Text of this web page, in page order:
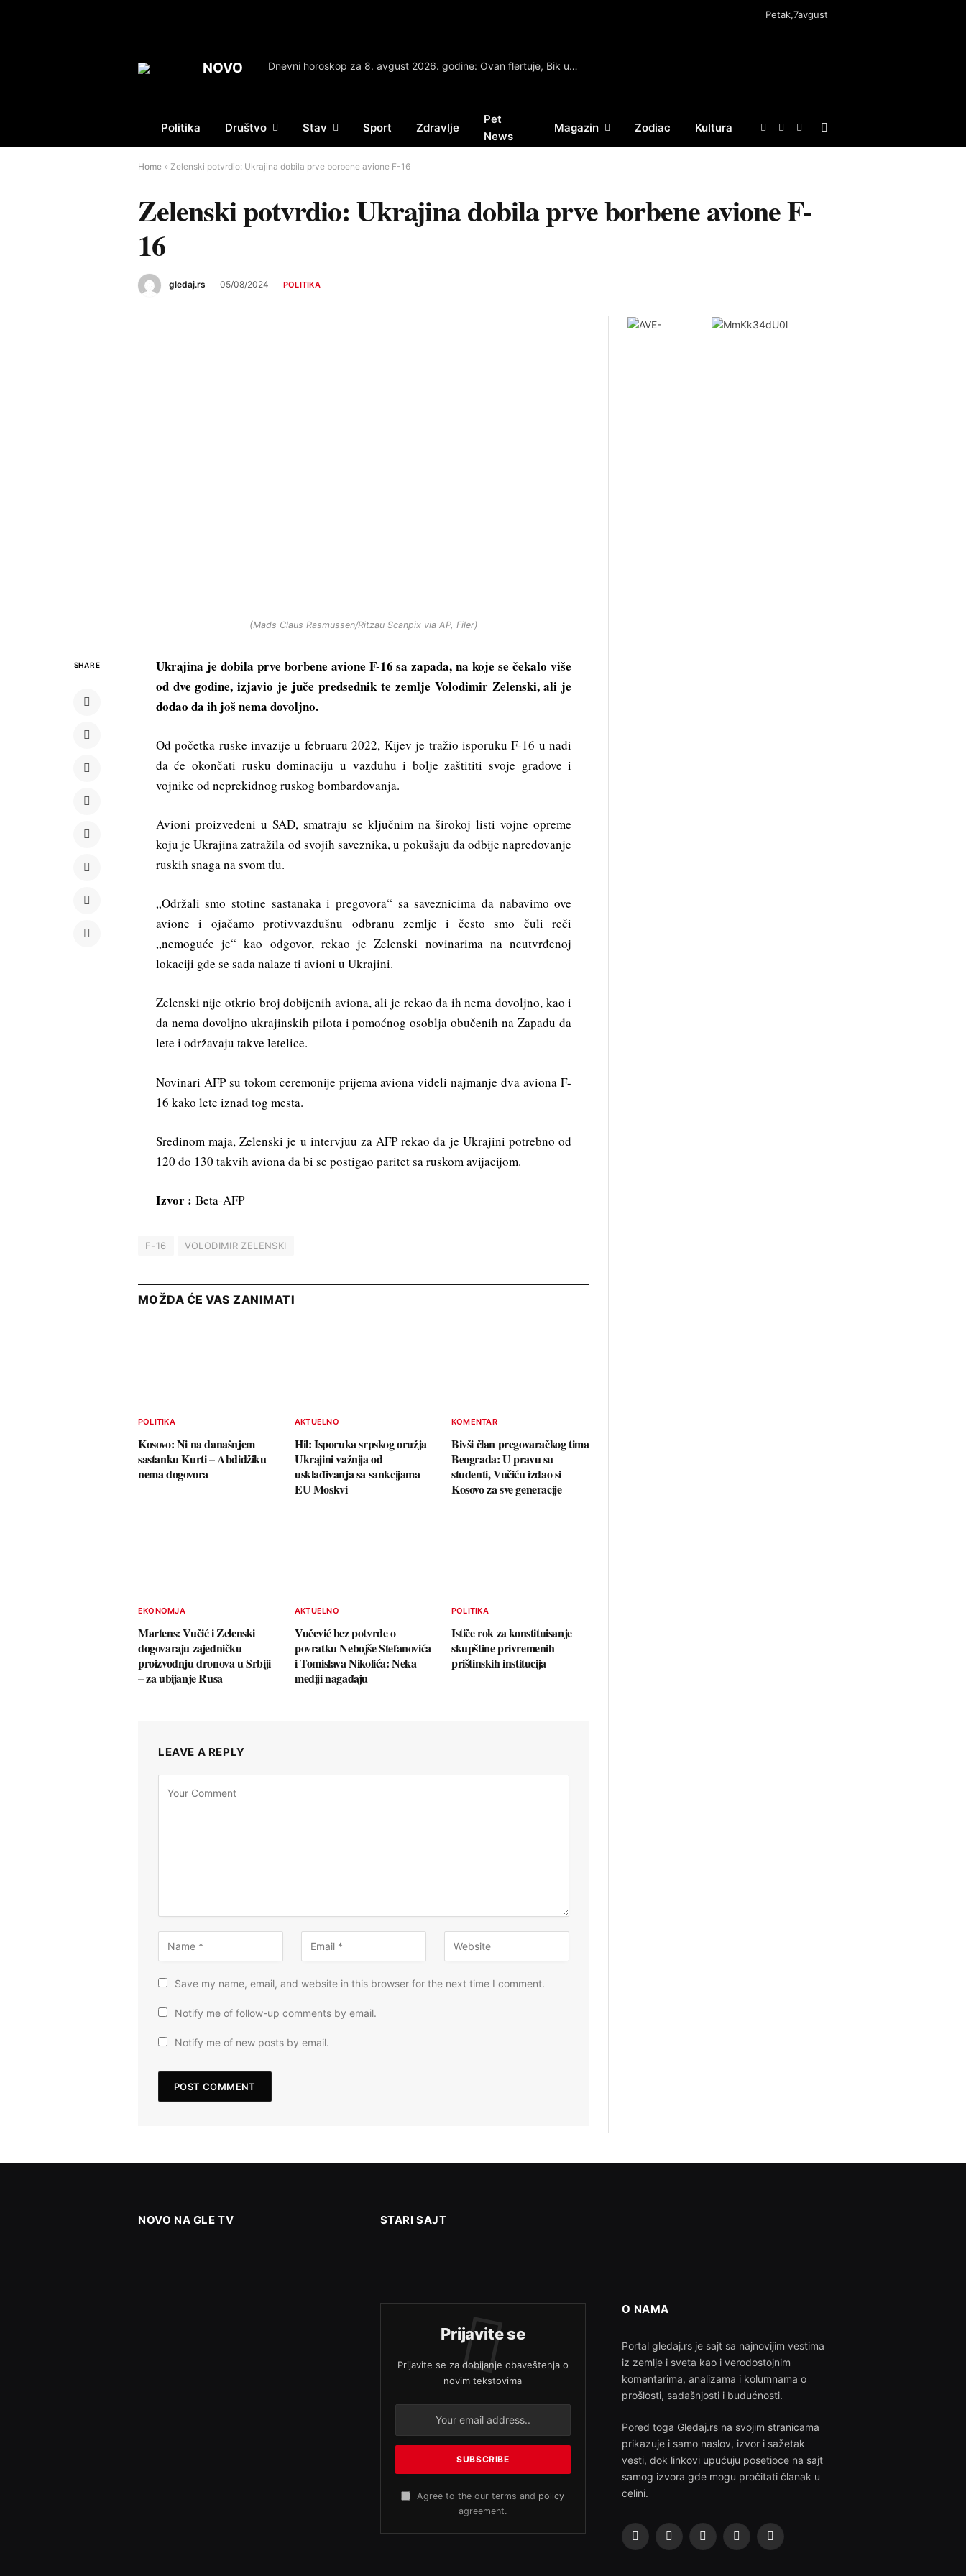
Petak,7avgust
NOVO Dnevni horoskop za 8. avgust 2026. godine: Ovan flertuje, Bik umoran, Blizanci imaju podršku, Rak u paralelnoj vezi…
Politika Društvo Stav Sport Zdravlje
Pet
News
Magazin Zodiac Kultura Facebook
X
(Twitter)
Instagram
Home » Zelenski potvrdio: Ukrajina dobila prve borbene avione F-16
Zelenski potvrdio: Ukrajina dobila prve borbene avione F-
16
gledaj.rs 05/08/2024 POLITIKA
(Mads Claus Rasmussen/Ritzau Scanpix via AP, Filer)
SHARE
Ukrajina je dobila prve borbene avione F-16 sa zapada, na koje se čekalo više
od dve godine, izjavio je juče predsednik te zemlje Volodimir Zelenski, ali je
dodao da ih još nema dovoljno.
Od početka ruske invazije u februaru 2022, Kijev je tražio isporuku F-16 u nadi
da će okončati rusku dominaciju u vazduhu i bolje zaštititi svoje gradove i
vojnike od neprekidnog ruskog bombardovanja.
Avioni proizvedeni u SAD, smatraju se ključnim na širokoj listi vojne opreme
koju je Ukrajina zatražila od svojih saveznika, u pokušaju da odbije napredovanje
ruskih snaga na svom tlu.
„Održali smo stotine sastanaka i pregovora“ sa saveznicima da nabavimo ove
avione i ojačamo protivvazdušnu odbranu zemlje i često smo čuli reči
„nemoguće je“ kao odgovor, rekao je Zelenski novinarima na neutvrđenoj
lokaciji gde se sada nalaze ti avioni u Ukrajini.
Zelenski nije otkrio broj dobijenih aviona, ali je rekao da ih nema dovoljno, kao i
da nema dovoljno ukrajinskih pilota i pomoćnog osoblja obučenih na Zapadu da
lete i održavaju takve letelice.
Novinari AFP su tokom ceremonije prijema aviona videli najmanje dva aviona F-
16 kako lete iznad tog mesta.
Sredinom maja, Zelenski je u intervjuu za AFP rekao da je Ukrajini potrebno od
120 do 130 takvih aviona da bi se postigao paritet sa ruskom avijacijom.
Izvor : Beta-AFP
F-16 VOLODIMIR ZELENSKI
MOŽDA ĆE VAS ZANIMATI
POLITIKA
Kosovo: Ni na današnjem
sastanku Kurti – Abdidžiku
nema dogovora
AKTUELNO
Hil: Isporuka srpskog oružja
Ukrajini važnija od
usklađivanja sa sankcijama
EU Moskvi
KOMENTAR
Bivši član pregovaračkog tima
Beograda: U pravu su
studenti, Vučiću izdao si
Kosovo za sve generacije
EKONOMJA
Martens: Vučić i Zelenski
dogovaraju zajedničku
proizvodnju dronova u Srbiji
– za ubijanje Rusa
AKTUELNO
Vučević bez potvrde o
povratku Nebojše Stefanovića
i Tomislava Nikolića: Neka
mediji nagađaju
POLITIKA
Ističe rok za konstituisanje
skupštine privremenih
prištinskih institucija
LEAVE A REPLY
Save my name, email, and website in this browser for the next time I comment.
Notify me of follow-up comments by email.
Notify me of new posts by email.
NOVO NA GLE TV STARI SAJT
Prijavite se
Prijavite se za dobijanje obaveštenja o
novim tekstovima
Agree to the our terms and policy
agreement.
O NAMA
Portal gledaj.rs je sajt sa najnovijim vestima
iz zemlje i sveta kao i verodostojnim
komentarima, analizama i kolumnama o
prošlosti, sadašnjosti i budućnosti.
Pored toga Gledaj.rs na svojim stranicama
prikazuje i samo naslov, izvor i sažetak
vesti, dok linkovi upućuju posetioce na sajt
samog izvora gde mogu pročitati članak u
celini.
Facebook
X
InstagramPinterestYouTube